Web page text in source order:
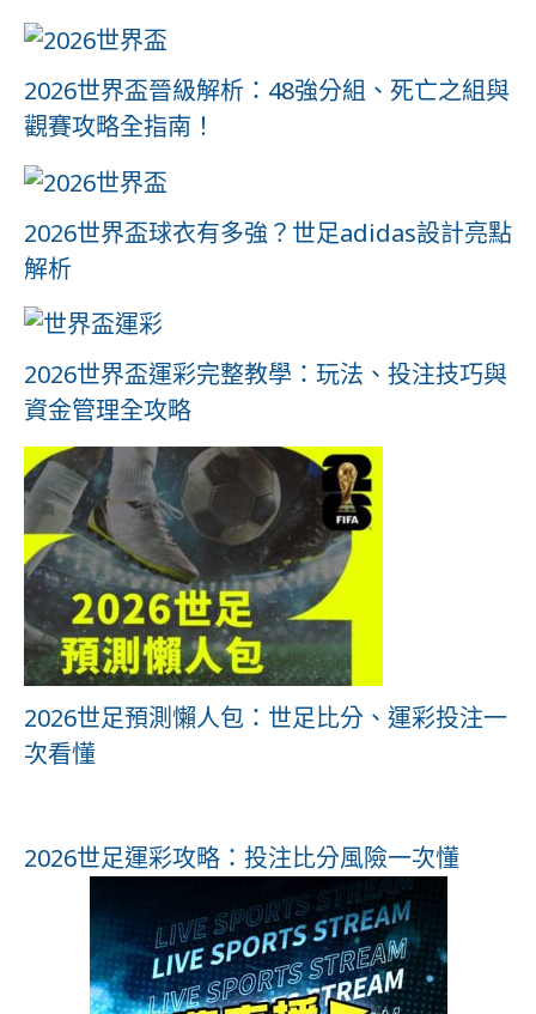
2026世界盃晉級解析：48強分組、死亡之組與
觀賽攻略全指南！
2026世界盃球衣有多強？世足adidas設計亮點
解析
2026世界盃運彩完整教學：玩法、投注技巧與
資金管理全攻略
2026世足預測懶人包：世足比分、運彩投注一
次看懂